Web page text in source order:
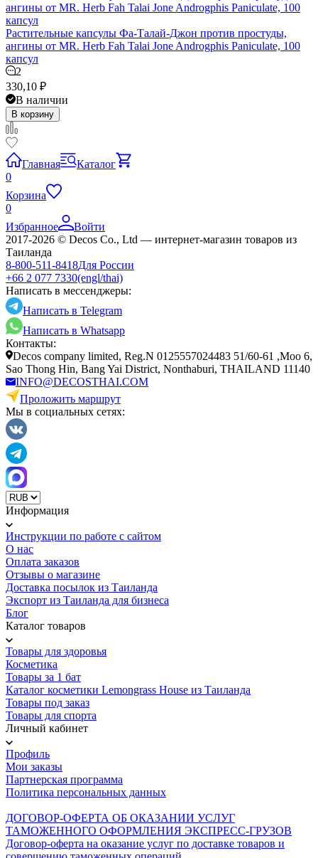
Растительные капсулы Фа-Талай-Джон против простуды,
ангины от MR. Herb Fah Talai Jone Androgphis Paniculate, 100
капсул
2
330,10 ₽
В наличии
В корзину
Главная
Каталог
0
Корзина
0
Избранное
Войти
2017-2026 © Decos Co., Ltd — интернет-магазин товаров из
Таиланда
8-800-511-8418Для России
+66 2 077 7330(engl/thai)
Написать в мессенджеры:
Написать в Telegram
Написать в Whatsapp
Контакты:
Decos company limited, Reg.N 0125557024483 51/60-61 ,Moo 6,
Sao Thong Hin, Bang Yai District, Nonthaburi, THAILAND 11140
INFO@DECOSTHAI.COM
Проложить маршрут
Мы в социальных сетях:
Информация
Инструкции по работе с сайтом
О нас
Оплата заказов
Отзывы о магазине
Доставка посылок из Таиланда
Экспорт из Таиланда для бизнеса
Блог
Каталог товаров
Товары для здоровья
Косметика
Товары за 1 бат
Каталог косметики Lemongrass House из Таиланда
Товары под заказ
Товары для спорта
Личный кабинет
Профиль
Мои заказы
Партнерская программа
Политика персональных данных
ДОГОВОР-ОФЕРТА ОБ ОКАЗАНИИ УСЛУГ
ТАМОЖЕННОГО ОФОРМЛЕНИЯ ЭКСПРЕСС-ГРУЗОВ
Договор-оферта на оказание услуг по доставке товаров и